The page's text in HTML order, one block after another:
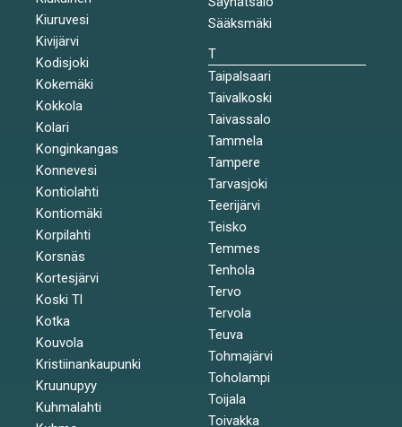
Kiuruvesi
Kivijärvi
Kodisjoki
Kokemäki
Kokkola
Kolari
Konginkangas
Konnevesi
Kontiolahti
Kontiomäki
Korpilahti
Korsnäs
Kortesjärvi
Koski Tl
Kotka
Kouvola
Kristiinankaupunki
Kruunupyy
Kuhmalahti
Sääksmäki
T
Taipalsaari
Taivalkoski
Taivassalo
Tammela
Tampere
Tarvasjoki
Teerijärvi
Teisko
Temmes
Tenhola
Tervo
Tervola
Teuva
Tohmajärvi
Toholampi
Toijala
Toivakka